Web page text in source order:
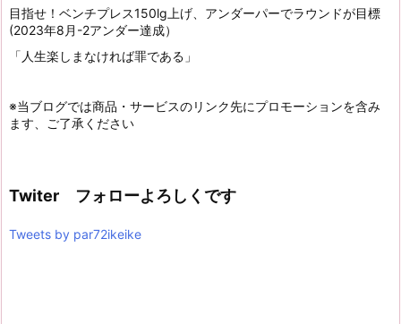
目指せ！ベンチプレス150lg上げ、アンダーパーでラウンドが目標
(2023年8月-2アンダー達成）
「人生楽しまなければ罪である」
※当ブログでは商品・サービスのリンク先にプロモーションを含み
ます、ご了承ください
Twiter フォローよろしくです
Tweets by par72ikeike